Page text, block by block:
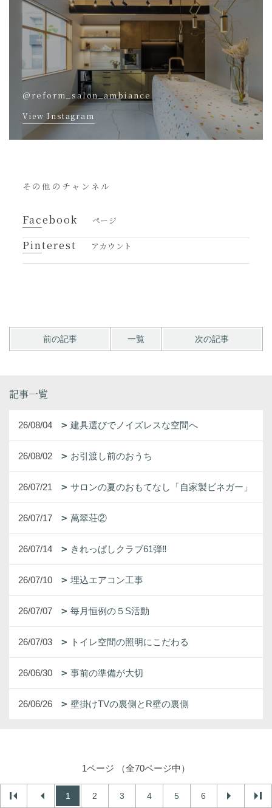
@reform_salon_ambiance
View Instagram
その他のチャンネル
Facebook ページ
Pinterest アカウント
前の記事 一覧 次の記事
記事一覧
26/08/04 建具選びでノイズレスな空間へ
26/08/02 お引渡し前のおうち
26/07/21 サロンの夏のおもてなし「自家製ビネガー」
26/07/17 萬翠荘②
26/07/14 きれっぱしクラブ61弾‼
26/07/10 埋込エアコン工事
26/07/07 毎月恒例の５S活動
26/07/03 トイレ空間の照明にこだわる
26/06/30 事前の準備が大切
26/06/26 壁掛けTVの裏側とR壁の裏側
1ページ （全70ページ中）
1 2 3 4 5 6